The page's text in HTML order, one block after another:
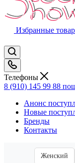
Избранные
Телефоны
8 (910) 145 99 88
Анонс
Новые
Бренды
Контакты
Женский